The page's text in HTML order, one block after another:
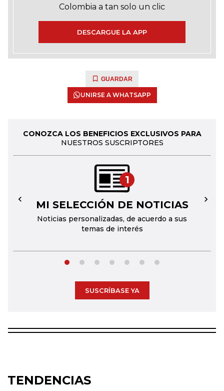
Colombia a tan solo un clic
DESCARGUE LA APP
GUARDAR
UNIRSE A WHATSAPP
CONOZCA LOS BENEFICIOS EXCLUSIVOS PARA
NUESTROS SUSCRIPTORES
1
MI SELECCIÓN DE NOTICIAS
Noticias personalizadas, de acuerdo a sus
temas de interés
← →
SUSCRÍBASE YA
TENDENCIAS